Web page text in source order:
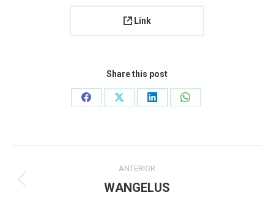
Link
Share this post
Share
Share
Share
Share
navigation
ANTERIOR
Previous
WANGELUS